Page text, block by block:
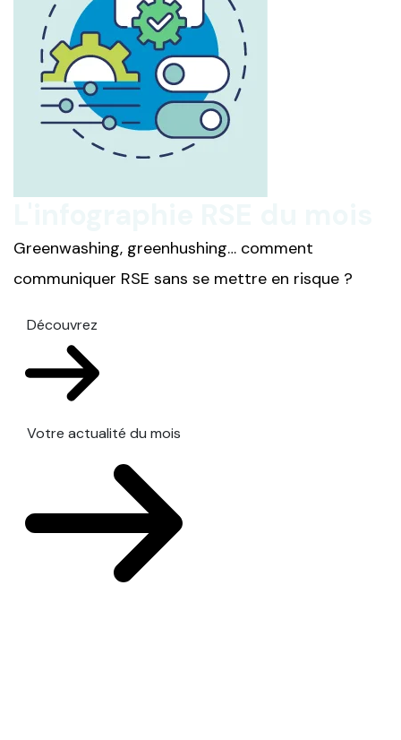
Greenwashing, greenhushing… comment
communiquer RSE sans se mettre en risque ?
Découvrez
Votre actualité du mois